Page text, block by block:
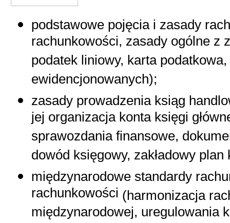
podstawowe pojęcia i zasady
rachunkowości, zasady ogólne z
podatek liniowy, karta
ewidencjonowanych);
zasady prowadzenia ksiąg
jej organizacja konta księgi
sprawozdania finansowe,
dowód księgowy, zakładowy plan
międzynarodowe standardy
rachunkowości (harmonizacja
międzynarodowej, uregulowania